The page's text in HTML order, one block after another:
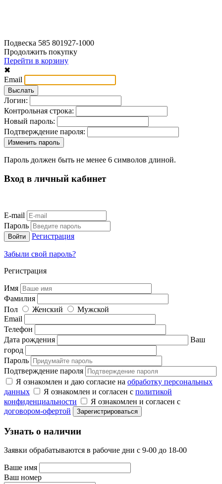
Подвеска 585 801927-1000
Продолжить покупку
Перейти в корзину
✖
Email
Логин:
Контрольная строка:
Новый пароль:
Подтверждение пароля:
Пароль должен быть не менее 6 символов длиной.
Вход в личный кабинет
E-mail
Пароль
Регистрация
Забыли свой пароль?
Регистрация
Имя
Фамилия
Пол
Женский
Мужской
Email
Телефон
Дата рождения
Ваш
город
Пароль
Подтверждение пароля
Я ознакомлен и даю согласие на обработку персональных
данных
Я ознакомлен и согласен с политикой
конфиденциальности
Я ознакомлен и согласен с
договором-офертой
Узнать о наличии
Заявки обрабатываются в рабочие дни с 9-00 до 18-00
Ваше имя
Ваш номер